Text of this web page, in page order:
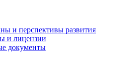
и перспективы развития
и лицензии
документы